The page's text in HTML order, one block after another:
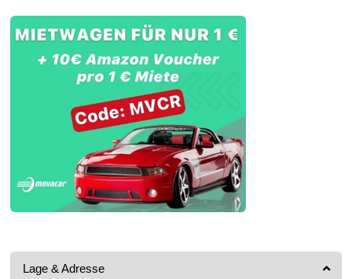
Lage & Adresse